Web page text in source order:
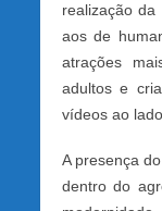
realização da
aos de
atrações
adultos e
vídeos ao
A presença
dentro do